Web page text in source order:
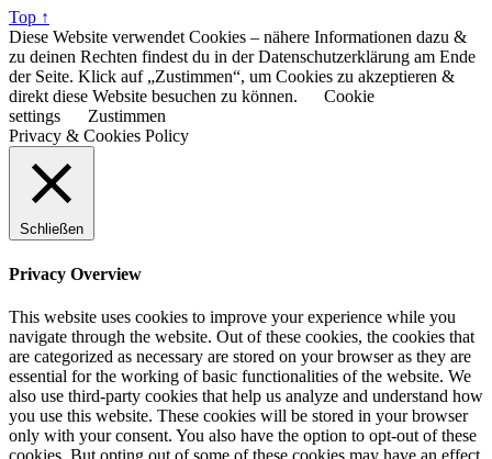
Top ↑
Diese Website verwendet Cookies – nähere Informationen dazu &
zu deinen Rechten findest du in der Datenschutzerklärung am Ende
der Seite. Klick auf „Zustimmen“, um Cookies zu akzeptieren &
direkt diese Website besuchen zu können.
Cookie
settings
Zustimmen
Privacy & Cookies Policy
Schließen
Privacy Overview
This website uses cookies to improve your experience while you
navigate through the website. Out of these cookies, the cookies that
are categorized as necessary are stored on your browser as they are
essential for the working of basic functionalities of the website. We
also use third-party cookies that help us analyze and understand how
you use this website. These cookies will be stored in your browser
only with your consent. You also have the option to opt-out of these
cookies. But opting out of some of these cookies may have an effect